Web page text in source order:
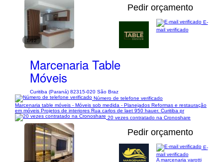
1/12
Pedir orçamento
Marcenaria Table
Móveis
Curitiba (Paraná) 82315-020 São Braz
E-
mail verificado
Número de telefone verificado
Marcenaria table móveis - Móveis sob medida - Planejados Reformas e restauração
em móveis Projetos de interiores Rua carlos de laet 950 hauer. Curitiba pr
20 vezes contratado na Cronoshare
Pedir orçamento
E-
mail verificado
A marcenaria varotti